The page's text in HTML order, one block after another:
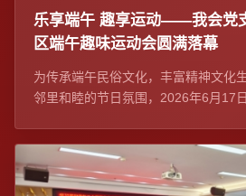
乐享端午 趣享运动——我会党
区端午趣味运动会圆满落幕
为传承端午民俗文化，丰富精神文化
邻里和睦的节日氛围，2026年6月17